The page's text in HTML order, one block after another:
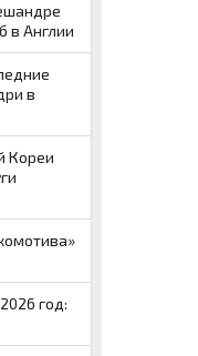
в Англии
в
Кореи
год: